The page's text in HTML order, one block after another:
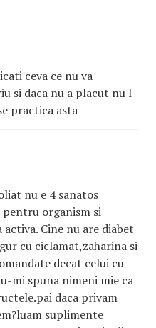
ceva ce nu va
si daca nu a placut nu l-
practica asta
nu e 4 sanatos
pentru organism si
Cine nu are diabet
cu ciclamat,zaharina si
decat celui cu
mi spuna nimeni mie ca
daca privam
suplimente